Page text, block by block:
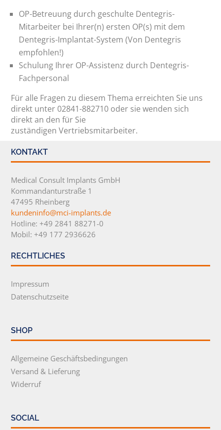
OP-Betreuung durch geschulte Dentegris-
Mitarbeiter bei Ihrer(n) ersten OP(s) mit dem
Dentegris-Implantat-System (Von Dentegris
empfohlen!)
Schulung Ihrer OP-Assistenz durch Dentegris-
Fachpersonal
Für alle Fragen zu diesem Thema erreichten Sie uns
direkt unter 02841-882710 oder sie wenden sich
direkt an den für Sie
zuständigen Vertriebsmitarbeiter.
KONTAKT
Medical Consult Implants GmbH
Kommandanturstraße 1
47495 Rheinberg
kundeninfo@mci-implants.de
Hotline: +49 2841 88271-0
Mobil: +49 177 2936626
RECHTLICHES
Impressum
Datenschutzseite
SHOP
Allgemeine Geschäftsbedingungen
Versand & Lieferung
Widerruf
SOCIAL